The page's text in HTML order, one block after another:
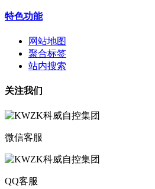
特色功能
网站地图
聚合标签
站内搜索
关注我们
微信客服
QQ客服